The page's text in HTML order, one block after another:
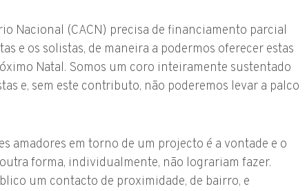
Nacional (CACN) precisa de financiamento parcial
e os solistas, de maneira a podermos oferecer estas
Natal. Somos um coro inteiramente sustentado
e, sem este contributo, não poderemos levar a palco
amadores em torno de um projecto é a vontade e o
forma, individualmente, não lograriam fazer.
um contacto de proximidade, de bairro, e